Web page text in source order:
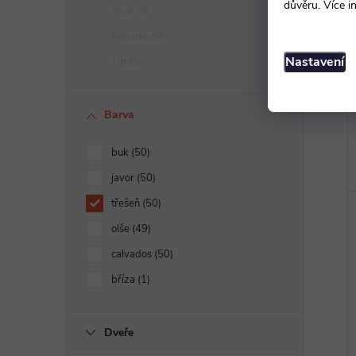
důvěru. Více
Nastavení
Barva
buk 50
javor 50
třešeň 50
olše 49
calvados 50
bříza 1
Dveře